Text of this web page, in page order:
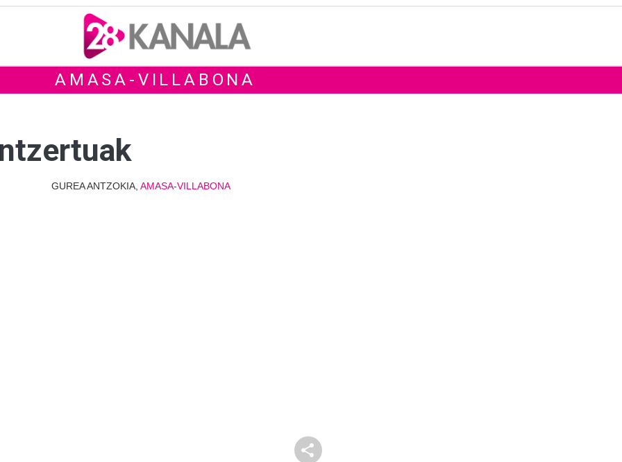
AMASA-VILLABONA
GUREA ANTZOKIA, AMASA-VILLABONA